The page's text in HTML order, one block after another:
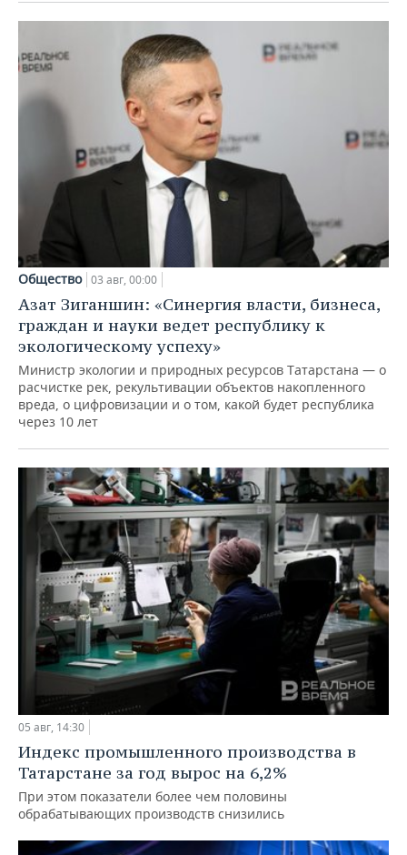
Общество 03 авг, 00:00
Азат Зиганшин: «Синергия власти, бизнеса,
граждан и науки ведет республику к
экологическому успеху»
Министр экологии и природных ресурсов Татарстана — о
расчистке рек, рекультивации объектов накопленного
вреда, о цифровизации и о том, какой будет республика
через 10 лет
05 авг, 14:30
Индекс промышленного производства в
Татарстане за год вырос на 6,2%
При этом показатели более чем половины
обрабатывающих производств снизились